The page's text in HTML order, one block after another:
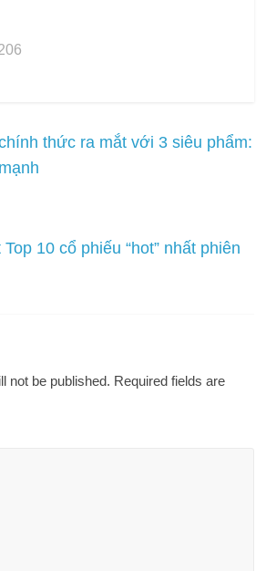
thức ra mắt với 3 siêu phẩm:
10 cổ phiếu “hot” nhất phiên
not be published. Required fields are